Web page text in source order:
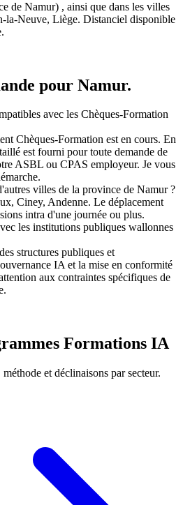
de Namur) , ainsi que dans les villes
la-Neuve, Liège. Distanciel disponible
pour Namur.
avec les Chèques-Formation
Chèques-Formation est en cours. En
est fourni pour toute demande de
ASBL ou CPAS employeur. Je vous
villes de la province de Namur ?
Ciney, Andenne. Le déplacement
intra d'une journée ou plus.
les institutions publiques wallonnes
structures publiques et
IA et la mise en conformité
aux contraintes spécifiques de
Formations IA
et déclinaisons par secteur.